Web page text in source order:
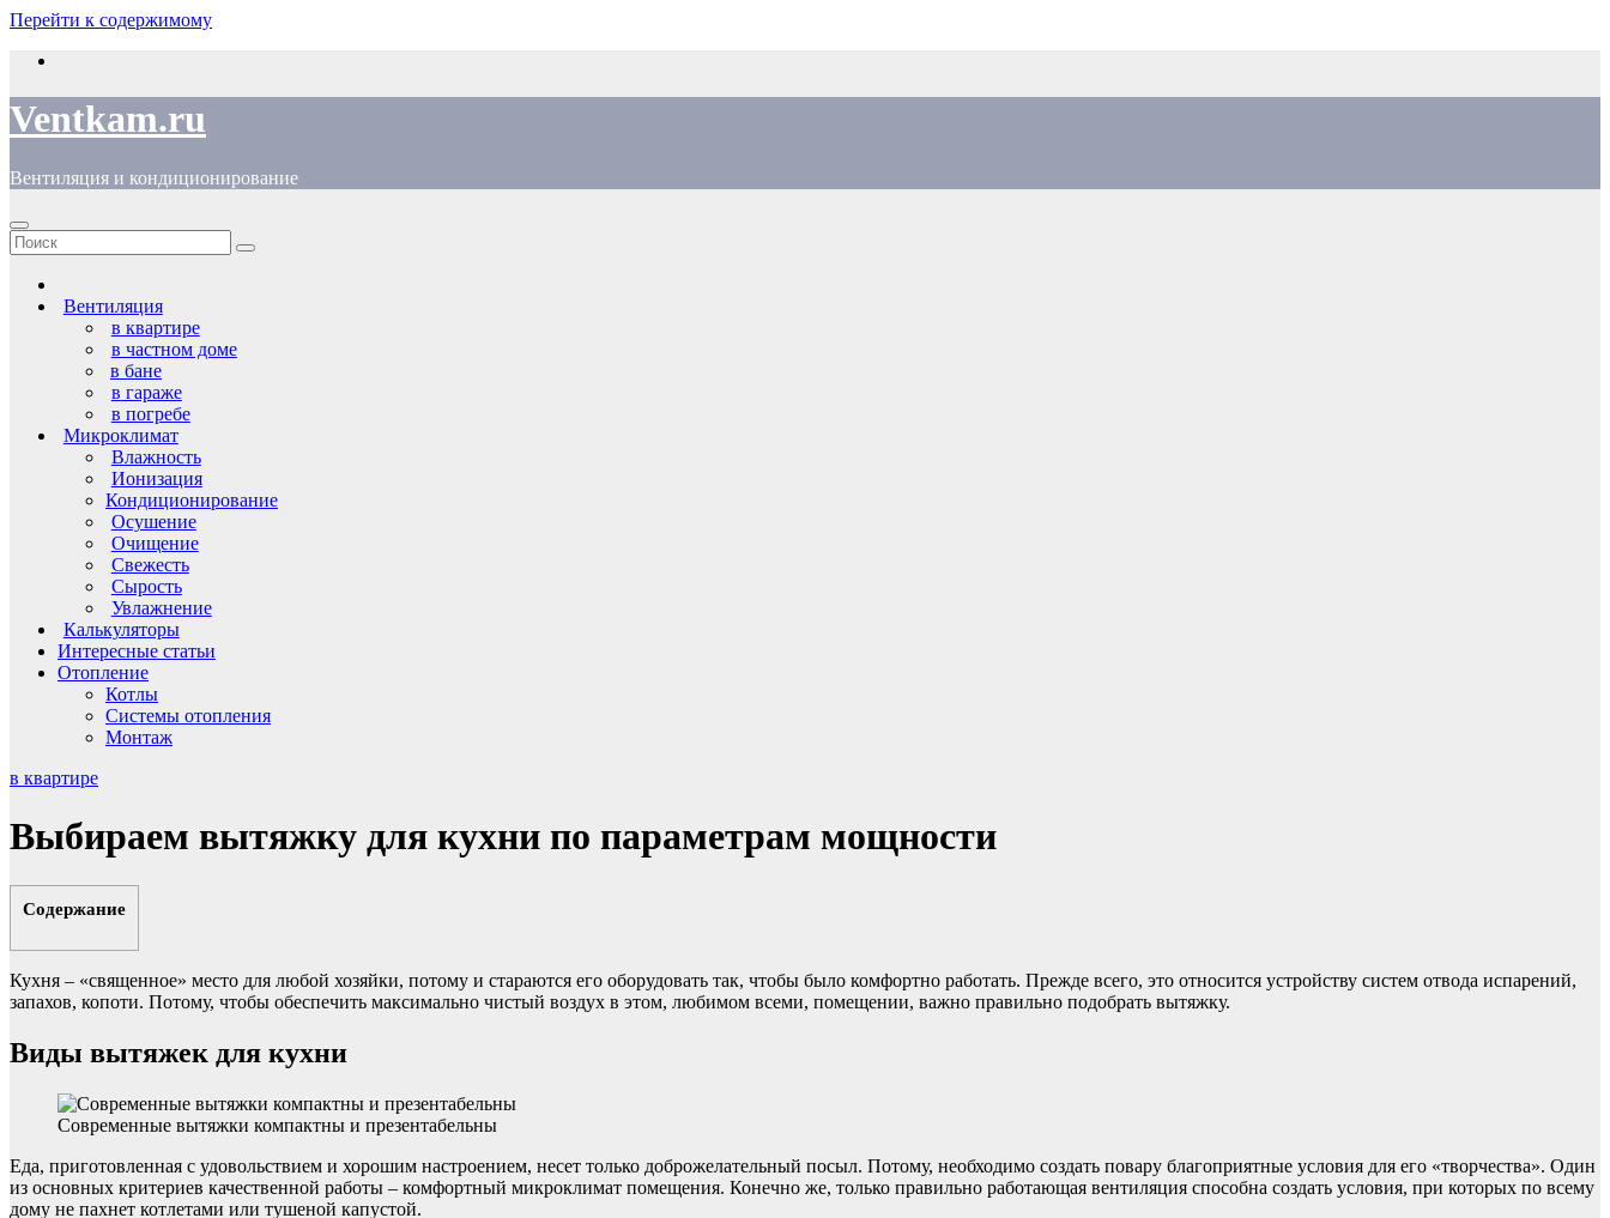
Перейти к содержимому
Ventkam.ru
Вентиляция и кондиционирование
Вентиляция
в квартире
в частном доме
в бане
в гараже
в погребе
Микроклимат
Влажность
Ионизация
Кондиционирование
Осушение
Очищение
Свежесть
Сырость
Увлажнение
Калькуляторы
Интересные статьи
Отопление
Котлы
Системы отопления
Монтаж
в квартире
Выбираем вытяжку для кухни по параметрам мощности
Содержание
Кухня – «священное» место для любой хозяйки, потому и стараются его оборудовать так, чтобы было комфортно работать. Прежде всего, это относится устройству систем отвода испарений,
запахов, копоти. Потому, чтобы обеспечить максимально чистый воздух в этом, любимом всеми, помещении, важно правильно подобрать вытяжку.
Виды вытяжек для кухни
Современные вытяжки компактны и презентабельны
Еда, приготовленная с удовольствием и хорошим настроением, несет только доброжелательный посыл. Потому, необходимо создать повару благоприятные условия для его «творчества». Один
из основных критериев качественной работы – комфортный микроклимат помещения. Конечно же, только правильно работающая вентиляция способна создать условия, при которых по всему
дому не пахнет котлетами или тушеной капустой.